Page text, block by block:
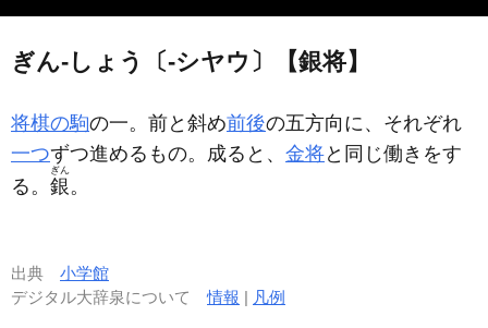
ぎん‐しょう〔‐シヤウ〕【銀将】
将棋の駒の一。前と斜め前後の五方向に、それぞれ
一つずつ進めるもの。成ると、 金将と同じ働きをす
る。 銀
ぎん
。
出典 小学館
デジタル大辞泉について情報 | 凡例